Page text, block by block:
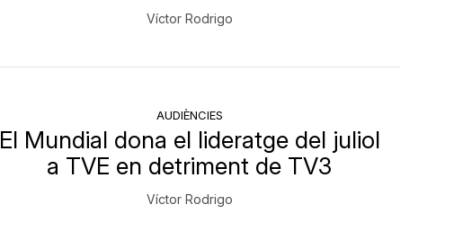
Víctor Rodrigo
AUDIÈNCIES
El Mundial dona el lideratge del juliol
a TVE en detriment de TV3
Víctor Rodrigo